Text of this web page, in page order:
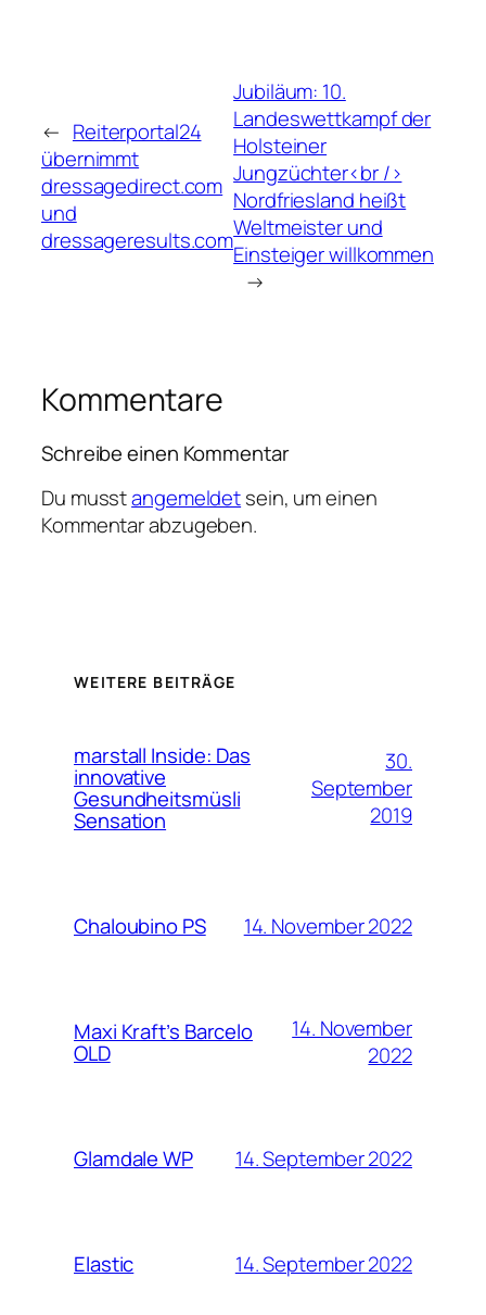
← Reiterportal24
übernimmt
dressagedirect.com
und
dressageresults.com
Jubiläum: 10.
Landeswettkampf der
Holsteiner
Jungzüchter<br />
Nordfriesland heißt
Weltmeister und
Einsteiger willkommen
→
Kommentare
Schreibe einen Kommentar
Du musstangemeldetsein, um einen
Kommentar abzugeben.
WEITERE BEITRÄGE
marstall Inside: Das
innovative
Gesundheitsmüsli
Sensation
30.
September
2019
Chaloubino PS 14. November 2022
Maxi Kraft’s Barcelo
OLD
14. November
2022
Glamdale WP 14. September 2022
Elastic 14. September 2022